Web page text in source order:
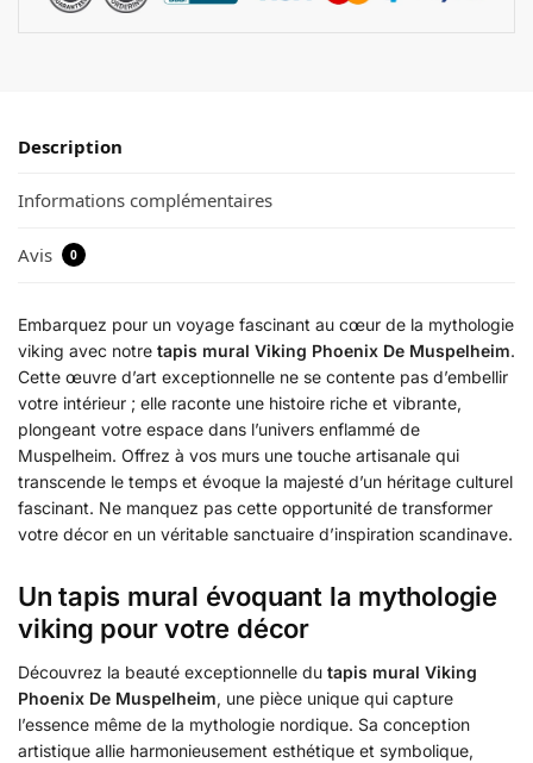
Description
Informations complémentaires
Avis 0
Embarquez pour un voyage fascinant au cœur de la mythologie
viking avec notre tapis mural Viking Phoenix De Muspelheim.
Cette œuvre d’art exceptionnelle ne se contente pas d’embellir
votre intérieur ; elle raconte une histoire riche et vibrante,
plongeant votre espace dans l’univers enflammé de
Muspelheim. Offrez à vos murs une touche artisanale qui
transcende le temps et évoque la majesté d’un héritage culturel
fascinant. Ne manquez pas cette opportunité de transformer
votre décor en un véritable sanctuaire d’inspiration scandinave.
Un tapis mural évoquant la mythologie
viking pour votre décor
Découvrez la beauté exceptionnelle du tapis mural Viking
Phoenix De Muspelheim, une pièce unique qui capture
l’essence même de la mythologie nordique. Sa conception
artistique allie harmonieusement esthétique et symbolique,